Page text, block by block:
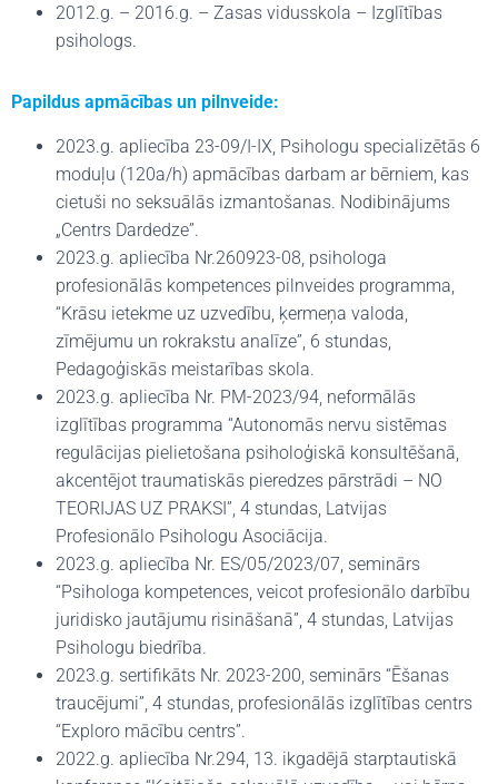
2012.g. – 2016.g. – Zasas vidusskola – Izglītības
psihologs.
Papildus apmācības un pilnveide:
2023.g. apliecība 23-09/I-IX, Psihologu specializētās 6
moduļu (120a/h) apmācības darbam ar bērniem, kas
cietuši no seksuālās izmantošanas. Nodibinājums
„Centrs Dardedze”.
2023.g. apliecība Nr.260923-08, psihologa
profesionālās kompetences pilnveides programma,
“Krāsu ietekme uz uzvedību, ķermeņa valoda,
zīmējumu un rokrakstu analīze”, 6 stundas,
Pedagoģiskās meistarības skola.
2023.g. apliecība Nr. PM-2023/94, neformālās
izglītības programma “Autonomās nervu sistēmas
regulācijas pielietošana psiholoģiskā konsultēšanā,
akcentējot traumatiskās pieredzes pārstrādi – NO
TEORIJAS UZ PRAKSI”, 4 stundas, Latvijas
Profesionālo Psihologu Asociācija.
2023.g. apliecība Nr. ES/05/2023/07, seminārs
“Psihologa kompetences, veicot profesionālo darbību
juridisko jautājumu risināšanā”, 4 stundas, Latvijas
Psihologu biedrība.
2023.g. sertifikāts Nr. 2023-200, seminārs “Ēšanas
traucējumi”, 4 stundas, profesionālās izglītības centrs
“Exploro mācību centrs”.
2022.g. apliecība Nr.294, 13. ikgadējā starptautiskā